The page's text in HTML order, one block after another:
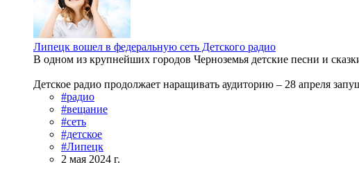
Липецк вошел в федеральную сеть Детского радио
В одном из крупнейших городов Черноземья детские песни и
Детское радио продолжает наращивать аудиторию – 28 апреля
#радио
#вещание
#сеть
#детское
#Липецк
2 мая 2024 г.